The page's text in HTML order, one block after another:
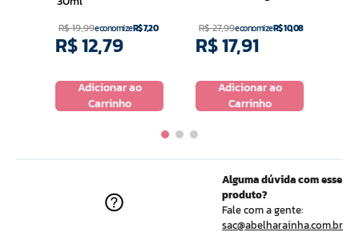
R$19,99economizeR$7,20
R$12,79
Adicionar ao
Carrinho
R$27,99economizeR$10,08
R$17,91
Adicionar ao
Carrinho
Alguma dúvida com esse
produto?
Fale com a gente:
sac@abelharainha.com.br